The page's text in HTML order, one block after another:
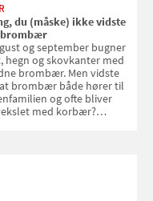
du (måske) ikke vidste
og september bugner
hegn og skovkanter med
brombær. Men vidste
brombær både hører til
og ofte bliver
med korbær?